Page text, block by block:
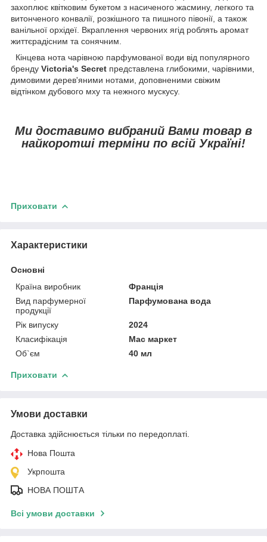
захоплює квітковим букетом з насиченого жасмину, легкого та
витонченого конвалії, розкішного та пишного півонії, а також
ванільної орхідеї. Вкраплення червоних ягід роблять аромат
життєрадісним та сонячним.
Кінцева нота чарівною парфумованої води від популярного
бренду Victoria's Secret представлена глибокими, чарівними,
димовими дерев'яними нотами, доповненими свіжим
відтінком дубового мху та нежного мускусу.
Ми доставимо вибраний Вами товар в
найкоротші терміни по всій Україні!
Приховати
Характеристики
Основні
Країна виробник
Франція
Вид парфумерної
продукції
Парфумована вода
Рік випуску
2024
Класифікація
Мас маркет
Об`єм
40 мл
Приховати
Умови доставки
Доставка здійснюється тільки по передоплаті.
Нова Пошта
Укрпошта
НОВА ПОШТА
Всі умови доставки